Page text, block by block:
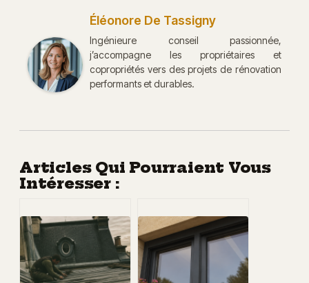
Éléonore De Tassigny
Ingénieure conseil passionnée,
j’accompagne les propriétaires et
copropriétés vers des projets de rénovation
performants et durables.
Articles Qui Pourraient Vous
Intéresser :